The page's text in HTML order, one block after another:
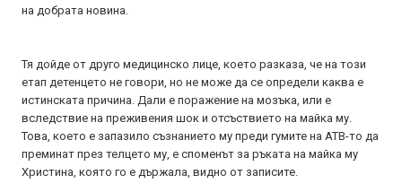
на добрата новина.
Тя дойде от друго медицинско лице, което разказа, че на този
етап детенцето не говори, но не може да се определи каква е
истинската причина. Дали е поражение на мозъка, или е
вследствие на преживения шок и отсъствието на майка му.
Това, което е запазило съзнанието му преди гумите на АТВ-то да
преминат през телцето му, е споменът за ръката на майка му
Христина, която го е държала, видно от записите.